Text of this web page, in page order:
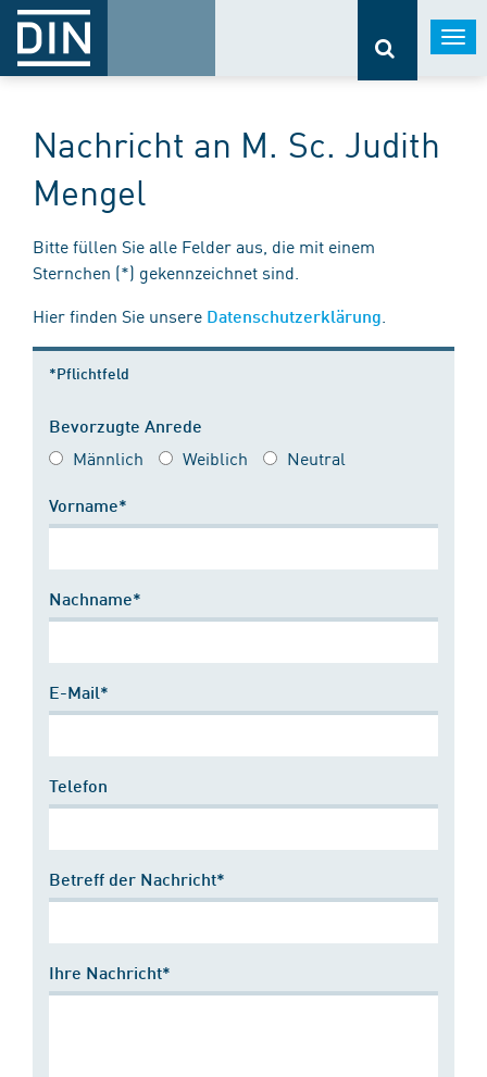
Nachricht an M. Sc. Judith
Mengel
Bitte füllen Sie alle Felder aus, die mit einem
Sternchen (*) gekennzeichnet sind.
Hier finden Sie unsere Datenschutzerklärung
*Pflichtfeld
Bevorzugte Anrede
Männlich Weiblich Neutral
Vorname*
Nachname*
E-Mail*
Telefon
Betreff der Nachricht*
Ihre Nachricht*